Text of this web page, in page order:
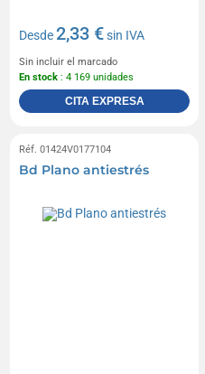
Desde2,33 €sin IVA
Sin incluir el marcado
En stock : 4 169 unidades
CITA EXPRESA
Réf. 01424V0177104
Bd Plano antiestrés